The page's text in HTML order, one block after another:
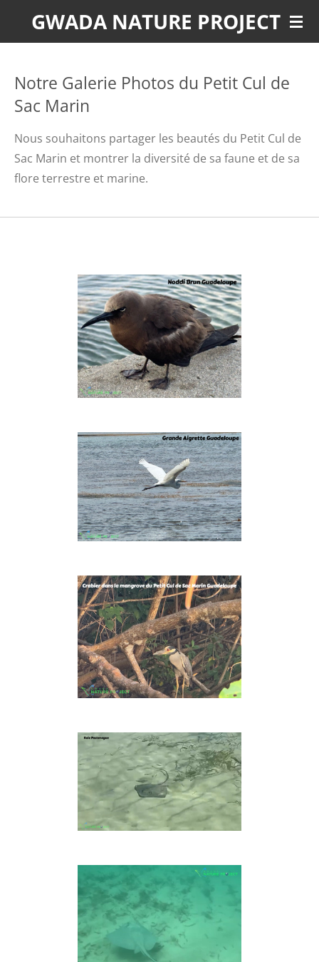
Passer
principal
GWADA NATURE PROJECT
Notre Galerie Photos du Petit Cul de
Sac Marin
Nous souhaitons partager les beautés du Petit Cul de
Sac Marin et montrer la diversité de sa faune et de sa
flore terrestre et marine.